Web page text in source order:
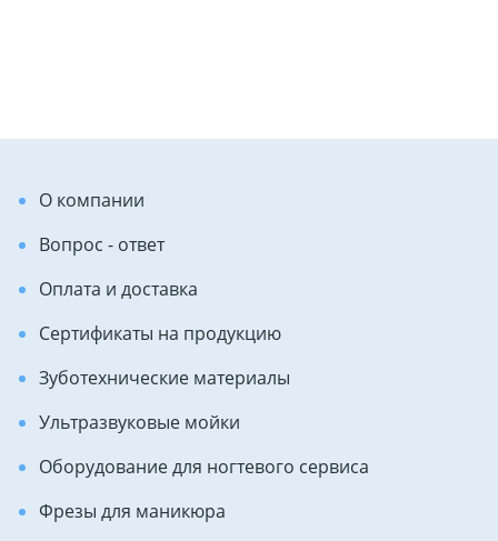
О компании
Вопрос - ответ
Оплата и доставка
Сертификаты на продукцию
Зуботехнические материалы
Ультразвуковые мойки
Оборудование для ногтевого сервиса
Фрезы для маникюра